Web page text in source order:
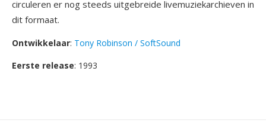
circuleren er nog steeds uitgebreide livemuziekarchieven in
dit formaat.
Ontwikkelaar: Tony Robinson / SoftSound
Eerste release: 1993